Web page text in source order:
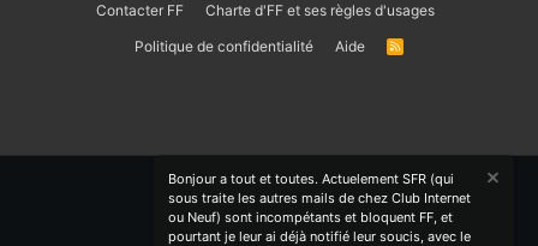
Contacter FF
Charte d'FF et ses règles d'usages
Politique de confidentialité
Aide
R
Bonjour a tout et toutes. Actuelement SFR (qui
sous traite les autres mails de chez Club Internet
ou Neuf) sont incompétants et bloquent FF, et
pourtant je leur ai déjà notifié leur soucis, avec le